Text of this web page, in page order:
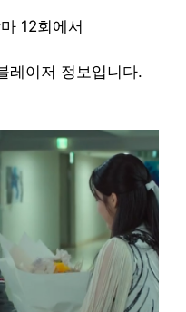
12회에서
레이저 정보입니다.